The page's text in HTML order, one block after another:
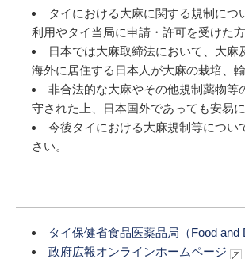
タイにおける大麻に関する規制に
利用やタイ当局に申請・許可を受けた
日本では大麻取締法において、大
海外に居住する日本人が大麻の栽培、
非合法的な大麻やその他規制薬物
守された上、日本国外であっても安易
今後タイにおける大麻規制等につ
さい。
タイ保健省食品医薬品局（Food
政府広報オンラインホームページ